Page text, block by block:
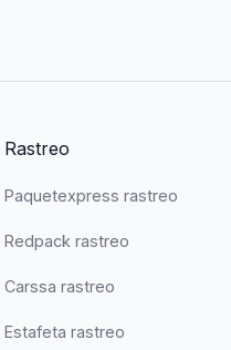
Rastreo
Paquetexpress rastreo
Redpack rastreo
Carssa rastreo
Estafeta rastreo